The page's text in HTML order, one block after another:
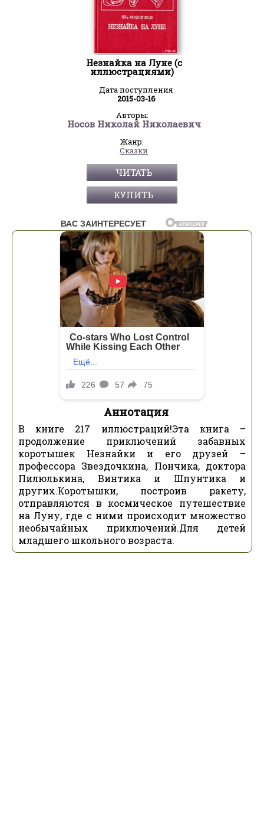
Незнайка на Луне (с
иллюстрациями)
Дата поступления
2015-03-16
Авторы:
Носов Николай Николаевич
Жанр:
Сказки
ЧИТАТЬ
КУПИТЬ
Аннотация
В книге 217 иллюстраций!Эта книга –
продолжение приключений забавных
коротышек Незнайки и его друзей –
профессора Звездочкина, Пончика, доктора
Пилюлькина, Винтика и Шпунтика и
других.Коротышки, построив ракету,
отправляются в космическое путешествие
на Луну, где с ними происходит множество
необычайных приключений.Для детей
младшего школьного возраста.